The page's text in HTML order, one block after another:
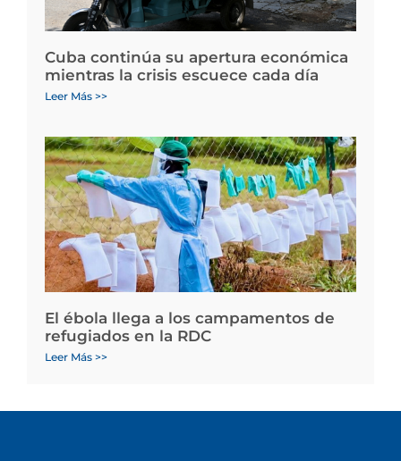
Cuba continúa su apertura económica
mientras la crisis escuece cada día
Leer Más >>
El ébola llega a los campamentos de
refugiados en la RDC
Leer Más >>